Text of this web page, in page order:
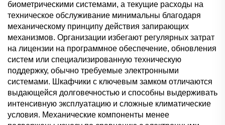
биометрическими системами, а текущие расходы на
техническое обслуживание минимальны благодаря
механическому принципу действия запирающих
механизмов. Организации избегают регулярных затрат
на лицензии на программное обеспечение, обновления
систем или специализированную техническую
поддержку, обычно требуемые электронными
системами. Шкафчики с ключевым замком отличаются
выдающейся долговечностью и способны выдерживать
интенсивную эксплуатацию и сложные климатические
условия. Механические компоненты менее